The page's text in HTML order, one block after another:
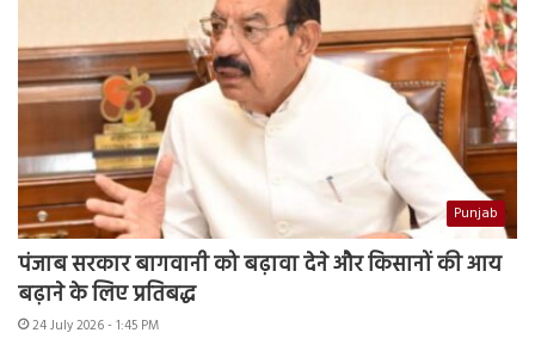
Punjab
पंजाब सरकार बागवानी को बढ़ावा देने और किसानों की आय
बढ़ाने के लिए प्रतिबद्ध
24 July 2026 - 1:45 PM